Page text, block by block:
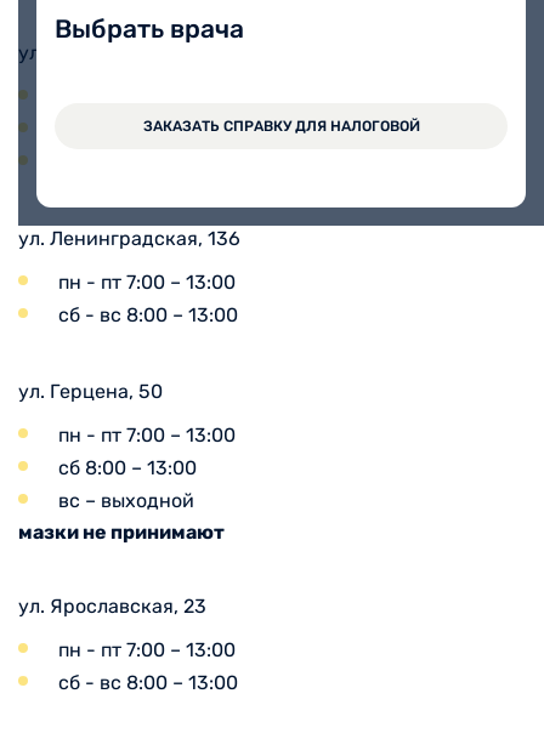
Выбрать врача
ЗАКАЗАТЬ СПРАВКУ ДЛЯ НАЛОГОВОЙ
ул. Карла Маркса, 80
сб 8:00 – 13:00
ул. Ленинградская, 136
пн - пт 7:00 – 13:00
сб - вс 8:00 – 13:00
ул. Герцена, 50
пн - пт 7:00 – 13:00
сб 8:00 – 13:00
вс – выходной
мазки не принимают
ул. Ярославская, 23
пн - пт 7:00 – 13:00
сб - вс 8:00 – 13:00